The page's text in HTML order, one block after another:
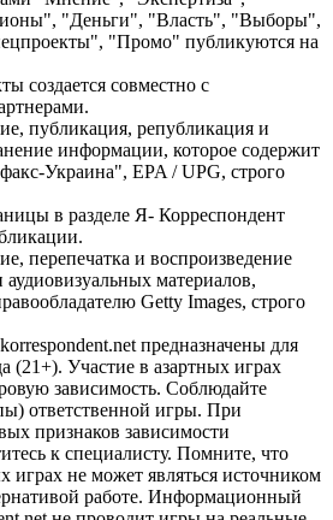
"Деньги", "Власть", "Выборы",
"Промо" публикуются на
создается совместно с
публикация, републикация и
информации, которое содержит
Украина", EPA / UPG, строго
в разделе Я- Корреспондент
перепечатка и воспроизведение
материалов,
Getty Images, строго
предназначены для
(21+). Участие в азартных играх
зависимость. Соблюдайте
ответственной игры. При
признаков зависимости
к специалисту. Помните, что
играх не может являться источником
работе. Информационный